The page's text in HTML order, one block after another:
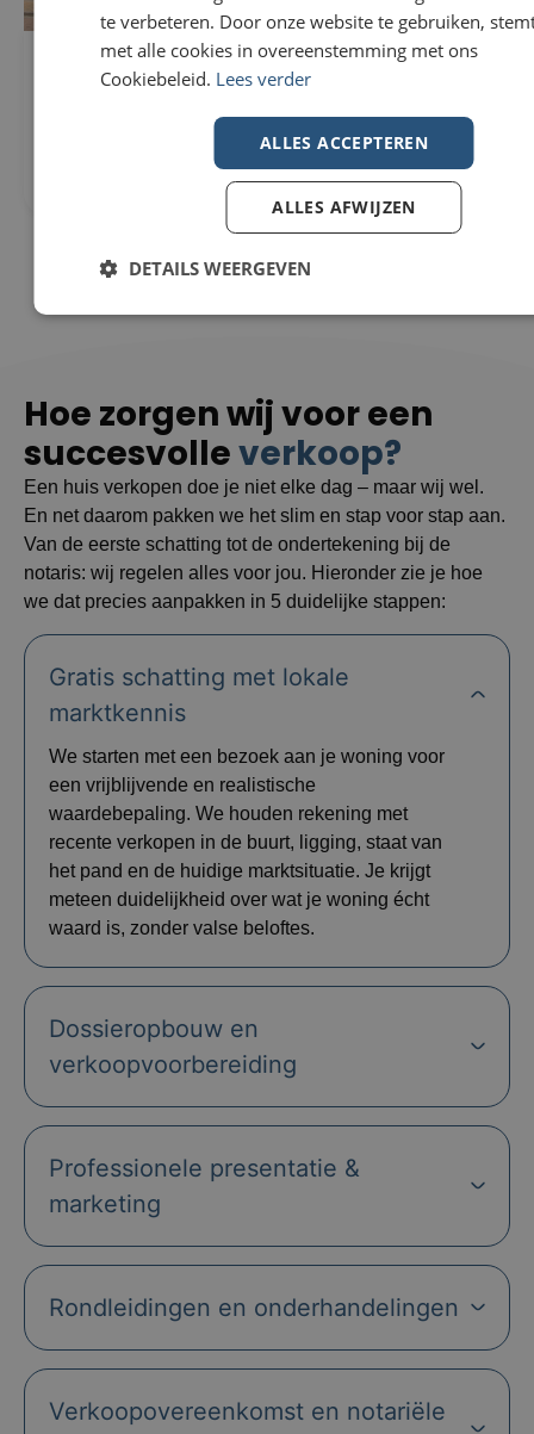
Woning Te koop in Wevelgem
€229.000
296m²
3
1
Hoe zorgen wij voor een
succesvolleverkoop?
Een huis verkopen doe je niet elke dag – maar wij wel.
En net daarom pakken we het slim en stap voor stap aan.
Van de eerste schatting tot de ondertekening bij de
notaris: wij regelen alles voor jou. Hieronder zie je hoe
we dat precies aanpakken in 5 duidelijke stappen:
Gratis schatting met lokale
marktkennis
We starten met een bezoek aan je woning voor
een vrijblijvende en realistische
waardebepaling. We houden rekening met
recente verkopen in de buurt, ligging, staat van
het pand en de huidige marktsituatie. Je krijgt
meteen duidelijkheid over wat je woning écht
waard is, zonder valse beloftes.
Dossieropbouw en
verkoopvoorbereiding
Professionele presentatie &
marketing
Rondleidingen en onderhandelingen
Verkoopovereenkomst en notariële
te verbeteren. Door onze website te gebruiken,
met alle cookies in overeenstemming met ons
Cookiebeleid. Lees verder
ALLES ACCEPTEREN
ALLES AFWIJZEN
DETAILS WEERGEVEN